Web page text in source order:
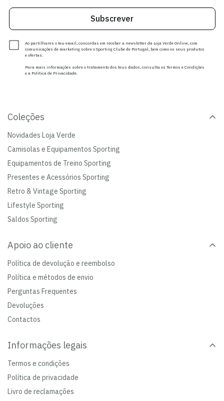
Subscrever
Ao partilhares o teu email, concordas em receber a newsletter da Loja Verde Online, com
comunicações de marketing sobre o Sporting Clube de Portugal, bem como os seus produtos
e ofertas.
Para mais informações sobre o tratamento dos teus dados, consulta os Termos e Condições
e a Política de Privacidade.
Coleções
Novidades Loja Verde
Camisolas e Equipamentos Sporting
Equipamentos de Treino Sporting
Presentes e Acessórios Sporting
Retro & Vintage Sporting
Lifestyle Sporting
Saldos Sporting
Apoio ao cliente
Política de devolução e reembolso
Política e métodos de envio
Perguntas Frequentes
Devoluções
Contactos
Informações legais
Termos e condições
Política de privacidade
Livro de reclamações